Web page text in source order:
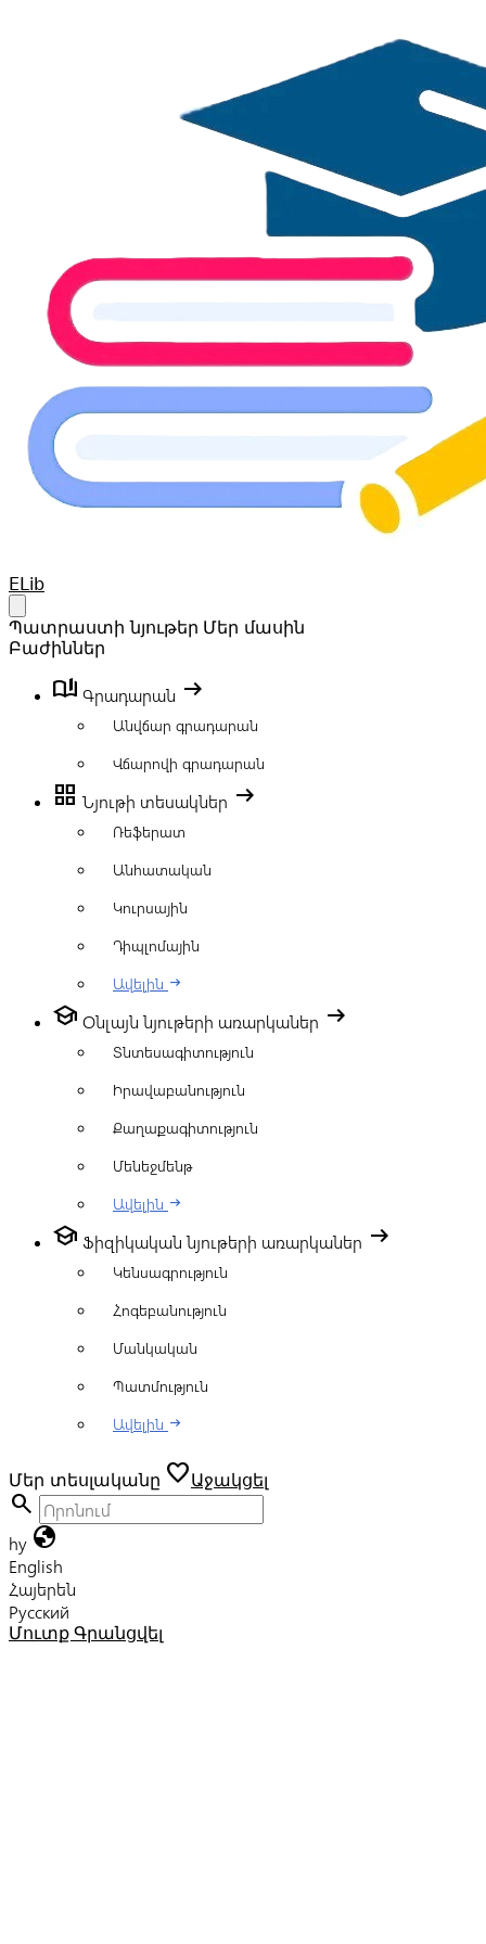
Your Company
ELib
Պատրաստի նյութեր Մեր մասին
Բաժիններ
book_ribbon Գրադարան arrow_right_alt
Անվճար գրադարան
Վճարովի գրադարան
grid_view Նյութի տեսակներ arrow_right_alt
Ռեֆերատ
Անհատական
Կուրսային
Դիպլոմային
Ավելին arrow_right_alt
school Օնլայն նյութերի առարկաներ arrow_right_alt
Տնտեսագիտություն
Իրավաբանություն
Քաղաքագիտություն
Մենեջմենթ
Ավելին arrow_right_alt
school Ֆիզիկական նյութերի առարկաներ arrow_right_alt
Կենսագրություն
Հոգեբանություն
Մանկական
Պատմություն
Ավելին arrow_right_alt
Մեր տեսլականը favoriteԱջակցել
search
hy globe
English
Հայերեն
Русский
Մուտք Գրանցվել